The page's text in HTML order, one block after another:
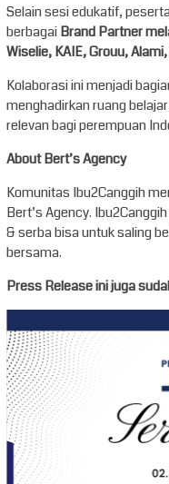
Selain sesi edukatif,
berbagaiBrand Partner
Wiselie, KAIE, Grouu,
Kolaborasi ini menjadi
menghadirkan ruang
relevan bagi perempuan
About Bert’s Agency
Komunitas Ibu2Canggih
Bert’s Agency.
& serba bisa untuk saling
bersama.
Press Release ini juga